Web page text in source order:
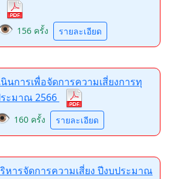
156 ครั้ง รายละเอียด
นการเพื่อจัดการความเสี่ยงการทุ
ะมาณ 2566
160 ครั้ง รายละเอียด
หารจัดการความเสี่ยง ปีงบประมาณ